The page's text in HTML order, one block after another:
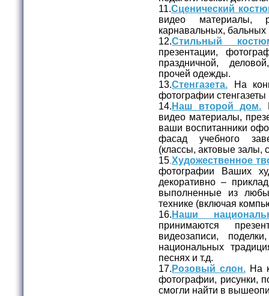
11.Сценический
видео материалы,
карнавальных,
12.Стильный
презентации,
праздничной,
прочей одежды.
13.Стенгазета. На
фотографии стенгазеты
14. Наш второй дом.
видео материалы,
ваши воспитанники
фасад учебного
(классы, актовые залы,
15 Художественное
фотографии Ваших
декоративно –
выполненные из
технике (включая
16. Наши
принимаются
видеозаписи,
национальных
песнях и т.д.
17. Розовый слон. На
фотографии, рисунки,
смогли найти в